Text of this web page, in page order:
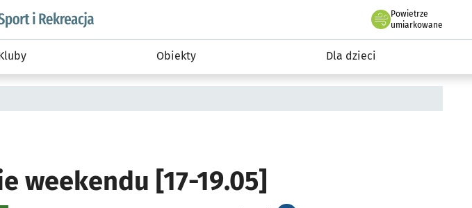
wroclaw.pl podserwis: Sport i rekreacja
Powietrze
we Wrocławiu
umiarkowane
Obiekty Dla dzieci
weekendu [17-19.05]